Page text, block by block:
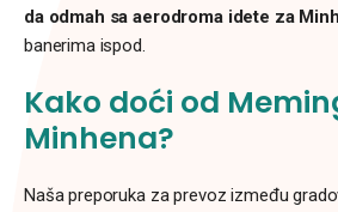
da odmah sa aerodroma idete za
banerima ispod.
Kako doći od
Minhena?
Naša preporuka za prevoz između